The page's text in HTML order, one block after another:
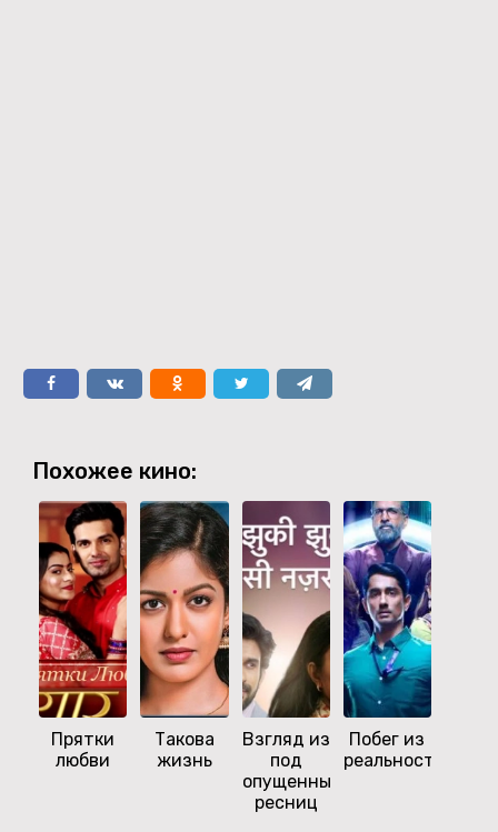
Похожее кино:
Прятки
любви
Такова
жизнь
Взгляд из
под
опущенных
ресниц
Побег из
реальности